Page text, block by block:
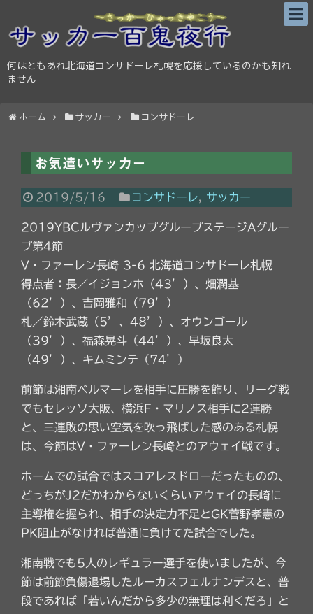
何はともあれ北海道コンサドーレ札幌を応援しているのかも知れ
ません
ホーム サッカー コンサドーレ
お気遣いサッカー
2019/5/16 コンサドーレ, サッカー
2019YBCルヴァンカップグループステージAグルー
プ第4節
V・ファーレン長崎 3-6 北海道コンサドーレ札幌
得点者：長／イジョンホ（43’）、畑潤基
（62’）、吉岡雅和（79’）
札／鈴木武蔵（5’、48’）、オウンゴール
（39’）、福森晃斗（44’）、早坂良太
（49’）、キムミンテ（74’）
前節は湘南ベルマーレを相手に圧勝を飾り、リーグ戦
でもセレッソ大阪、横浜F・マリノス相手に2連勝
と、三連敗の思い空気を吹っ飛ばした感のある札幌
は、今節はV・ファーレン長崎とのアウェイ戦です。
ホームでの試合ではスコアレスドローだったものの、
どっちがJ2だかわからないくらいアウェイの長崎に
主導権を握られ、相手の決定力不足とGK菅野孝憲の
PK阻止がなければ普通に負けてた試合でした。
湘南戦でも5人のレギュラー選手を使いましたが、今
節は前節負傷退場したルーカスフェルナンデスと、普
段であれば「若いんだから多少の無理は利くだろ」と